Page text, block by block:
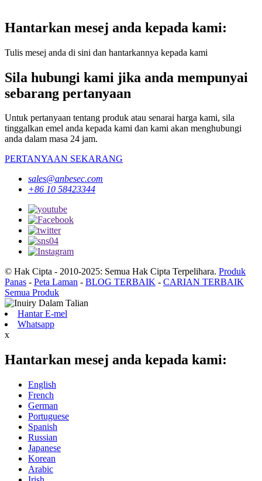
Hantarkan mesej anda kepada kami:
Tulis mesej anda di sini dan hantarkannya kepada kami
Sila hubungi kami jika anda mempunyai
sebarang pertanyaan
Untuk pertanyaan tentang produk atau senarai harga kami, sila
tinggalkan emel anda kepada kami dan kami akan menghubungi
anda dalam masa 24 jam.
PERTANYAAN SEKARANG
sales@anbesec.com
+86 10 58423344
© Hak Cipta - 2010-2025: Semua Hak Cipta Terpelihara. Produk
Panas - Peta Laman - BLOG TERBAIK - CARIAN TERBAIK
Semua Produk
Hantar E-mel
Whatsapp
x
Hantarkan mesej anda kepada kami:
English
French
German
Portuguese
Spanish
Russian
Japanese
Korean
Arabic